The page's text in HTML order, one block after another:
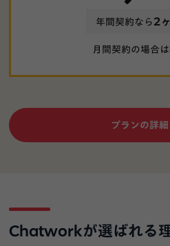
年間契約なら 2
月間契約の場合
プランの詳
Chatworkが選ばれる